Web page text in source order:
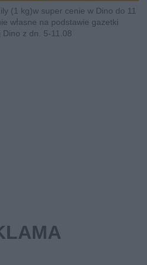
(1 kg)w super cenie w Dino do 11
własne na podstawie gazetki
Dino z dn. 5-11.08